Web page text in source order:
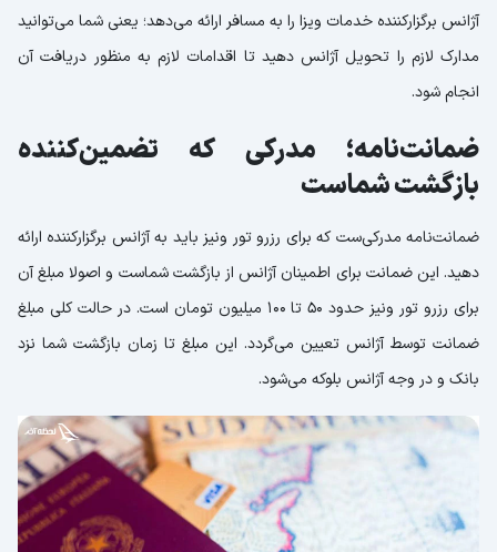
آژانس برگزارکننده خدمات ویزا را به مسافر ارائه می‌دهد؛ یعنی شما می‌توانید
مدارک لازم را تحویل آژانس دهید تا اقدامات لازم به منظور دریافت آن
انجام شود.
ضمانت‌نامه؛ مدرکی که تضمین‌کننده
بازگشت شماست
ضمانت‌نامه مدرکی‌ست که برای رزرو تور ونیز باید به آژانس برگزارکننده ارائه
دهید. این ضمانت برای اطمینان آژانس از بازگشت شماست و اصولا مبلغ آن
برای رزرو تور ونیز حدود 50 تا 100 میلیون تومان است. در حالت کلی مبلغ
ضمانت توسط آژانس تعیین می‌گردد. این مبلغ تا زمان بازگشت شما نزد
بانک و در وجه آژانس بلوکه می‌شود.